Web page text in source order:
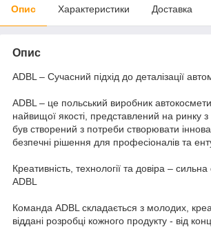
Опис Характеристики Доставка
Опис
ADBL – Сучасний підхід до деталізації
ADBL – це польський виробник
найвищої якості, представлений на ринку
був створений з потреби створювати
безпечні рішення для професіоналів та
Креативність, технології та довіра –
ADBL
Команда ADBL складається з молодих,
віддані розробці кожного продукту - від